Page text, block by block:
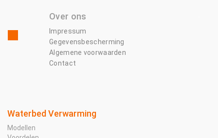
Over ons
Impressum
Gegevensbescherming
Algemene voorwaarden
Contact
Waterbed Verwarming
Modellen